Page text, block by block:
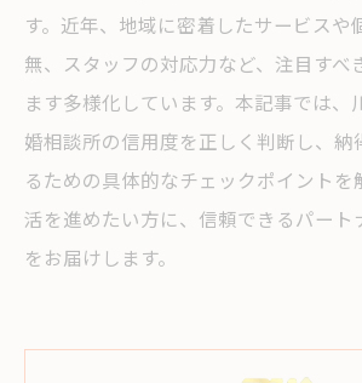
す。近年、地域に密着したサービスや
無、スタッフの対応力など、注目すべ
ます多様化しています。本記事では、
婚相談所の信用度を正しく判断し、納
るための具体的なチェックポイントを
活を進めたい方に、信頼できるパート
をお届けします。